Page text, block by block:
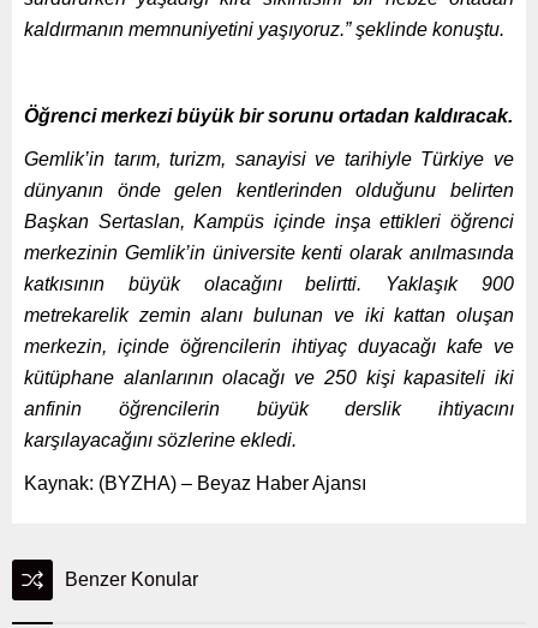
kaldırmanın memnuniyetini yaşıyoruz.” şeklinde konuştu.
Öğrenci merkezi büyük bir sorunu ortadan kaldıracak.
Gemlik’in tarım, turizm, sanayisi ve tarihiyle Türkiye ve
dünyanın önde gelen kentlerinden olduğunu belirten
Başkan Sertaslan, Kampüs içinde inşa ettikleri öğrenci
merkezinin Gemlik’in üniversite kenti olarak anılmasında
katkısının büyük olacağını belirtti. Yaklaşık 900
metrekarelik zemin alanı bulunan ve iki kattan oluşan
merkezin, içinde öğrencilerin ihtiyaç duyacağı kafe ve
kütüphane alanlarının olacağı ve 250 kişi kapasiteli iki
anfinin öğrencilerin büyük derslik ihtiyacını
karşılayacağını sözlerine ekledi.
Kaynak: (BYZHA) – Beyaz Haber Ajansı
Benzer Konular